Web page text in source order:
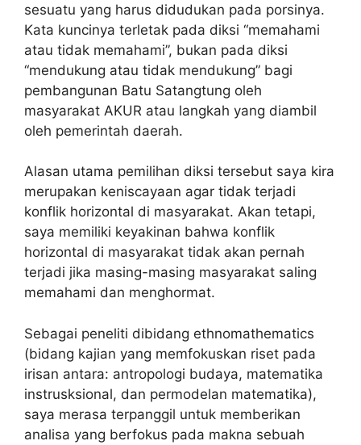
sesuatu yang harus didudukan pada porsinya.
Kata kuncinya terletak pada diksi “memahami
atau tidak memahami”, bukan pada diksi
“mendukung atau tidak mendukung” bagi
pembangunan Batu Satangtung oleh
masyarakat AKUR atau langkah yang diambil
oleh pemerintah daerah.
Alasan utama pemilihan diksi tersebut saya kira
merupakan keniscayaan agar tidak terjadi
konflik horizontal di masyarakat. Akan tetapi,
saya memiliki keyakinan bahwa konflik
horizontal di masyarakat tidak akan pernah
terjadi jika masing-masing masyarakat saling
memahami dan menghormat.
Sebagai peneliti dibidang ethnomathematics
(bidang kajian yang memfokuskan riset pada
irisan antara: antropologi budaya, matematika
instrusksional, dan permodelan matematika),
saya merasa terpanggil untuk memberikan
analisa yang berfokus pada makna sebuah